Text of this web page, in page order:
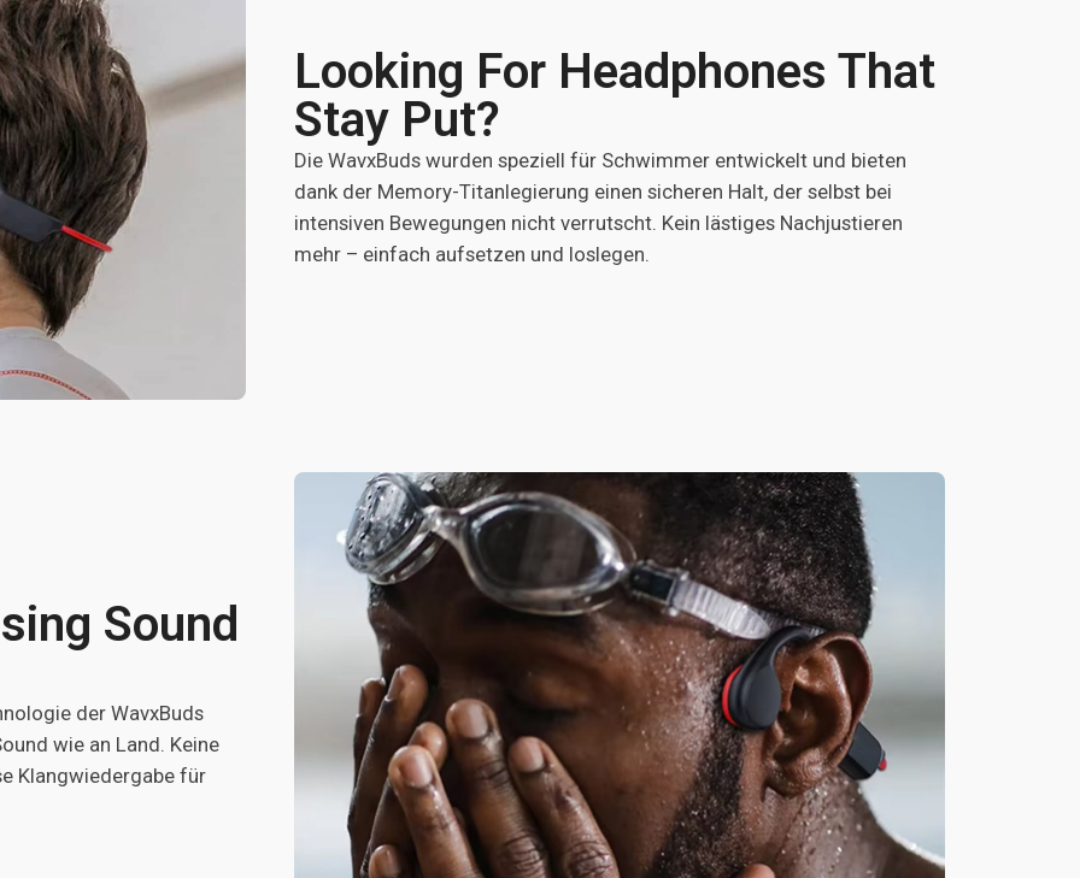
Looking For Headphones That
Stay Put?
Die WavxBuds wurden speziell für Schwimmer entwickelt und bieten
dank der Memory-Titanlegierung einen sicheren Halt, der selbst bei
intensiven Bewegungen nicht verrutscht. Kein lästiges Nachjustieren
mehr – einfach aufsetzen und loslegen.
Sound
der WavxBuds
wie an Land. Keine
Klangwiedergabe für